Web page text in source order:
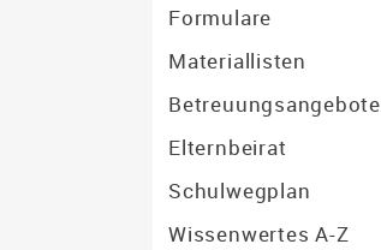
Ruheoase
mehr Infos
Formulare
Materiallisten
Betreuungsangebote
Elternbeirat
Schulwegplan
Wissenwertes A-Z